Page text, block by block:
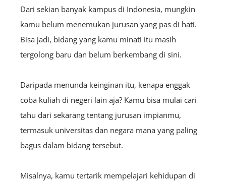
Dari sekian banyak kampus di Indonesia, mungkin
kamu belum menemukan jurusan yang pas di hati.
Bisa jadi, bidang yang kamu minati itu masih
tergolong baru dan belum berkembang di sini.
Daripada menunda keinginan itu, kenapa enggak
coba kuliah di negeri lain aja? Kamu bisa mulai cari
tahu dari sekarang tentang jurusan impianmu,
termasuk universitas dan negara mana yang paling
bagus dalam bidang tersebut.
Misalnya, kamu tertarik mempelajari kehidupan di